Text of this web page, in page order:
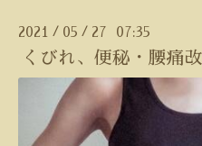
2021 / 05 / 27 07:35
くびれ、便秘・腰痛